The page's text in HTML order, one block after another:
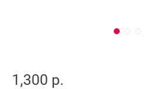
1,300 р.